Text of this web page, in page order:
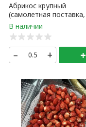
Абрикос крупный
(самолетная поставка,
Узбекистан) 500 гр
– + +